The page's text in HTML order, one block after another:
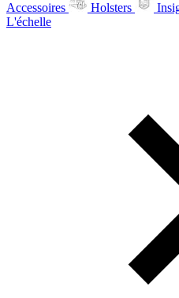
Accessoires
Holsters
L'échelle